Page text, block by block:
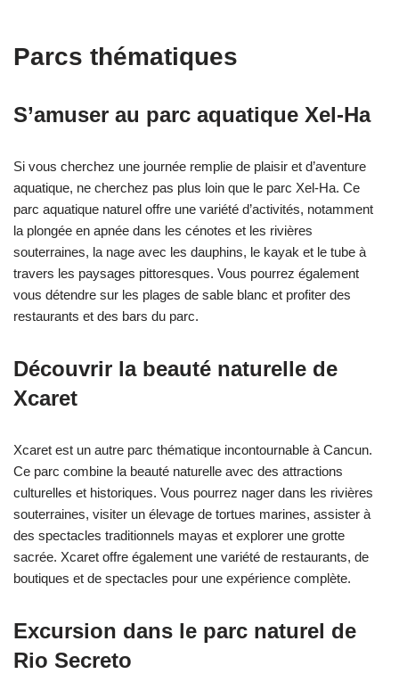
Parcs thématiques
S’amuser au parc aquatique Xel-Ha
Si vous cherchez une journée remplie de plaisir et d’aventure
aquatique, ne cherchez pas plus loin que le parc Xel-Ha. Ce
parc aquatique naturel offre une variété d’activités, notamment
la plongée en apnée dans les cénotes et les rivières
souterraines, la nage avec les dauphins, le kayak et le tube à
travers les paysages pittoresques. Vous pourrez également
vous détendre sur les plages de sable blanc et profiter des
restaurants et des bars du parc.
Découvrir la beauté naturelle de
Xcaret
Xcaret est un autre parc thématique incontournable à Cancun.
Ce parc combine la beauté naturelle avec des attractions
culturelles et historiques. Vous pourrez nager dans les rivières
souterraines, visiter un élevage de tortues marines, assister à
des spectacles traditionnels mayas et explorer une grotte
sacrée. Xcaret offre également une variété de restaurants, de
boutiques et de spectacles pour une expérience complète.
Excursion dans le parc naturel de
Rio Secreto